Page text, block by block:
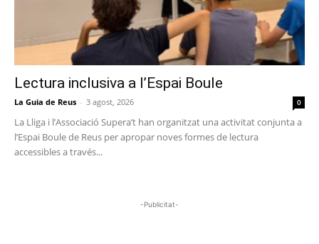
Lectura inclusiva a l’Espai Boule
La Guia de Reus - 3 agost, 2026 0
La Lliga i l’Associació Supera’t han organitzat una activitat conjunta a
l’Espai Boule de Reus per apropar noves formes de lectura
accessibles a través...
-Publicitat-